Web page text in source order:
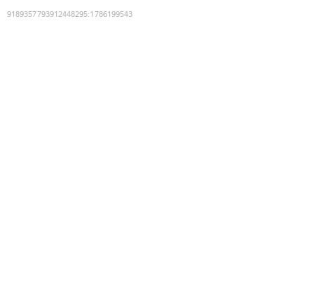
9189357793912448295:1786199543